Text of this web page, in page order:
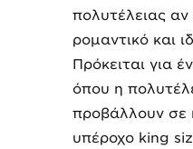
πολυτέλειας
ρομαντικό και
Πρόκειται για
όπου η
προβάλλουν σε
υπέροχο king